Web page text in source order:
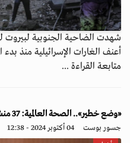
شهدت الضاحية الجنوبية
أعنف الغارات الإسرائيلية منذ بدء القصف
متابعة القراءة ...
«وضع خطير».. الصحة العالمية: 37 منشأة صحية أغلقت في جنوب لبنان
جسور بوست 04 أكتوبر 2024 - 12:38